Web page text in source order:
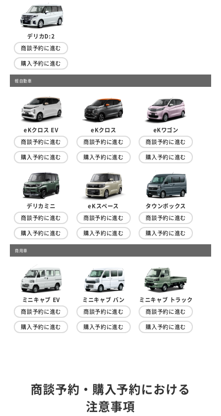
デリカD:2
商談予約に進む
購入予約に進む
軽自動車
eKクロス EV
商談予約に進む
購入予約に進む
eKクロス
商談予約に進む
購入予約に進む
eKワゴン
商談予約に進む
購入予約に進む
デリカミニ
商談予約に進む
購入予約に進む
eKスペース
商談予約に進む
購入予約に進む
タウンボックス
商談予約に進む
購入予約に進む
商用車
ミニキャブ EV
商談予約に進む
購入予約に進む
ミニキャブ バン
商談予約に進む
購入予約に進む
ミニキャブ トラック
商談予約に進む
購入予約に進む
商談予約・購入予約における
注意事項